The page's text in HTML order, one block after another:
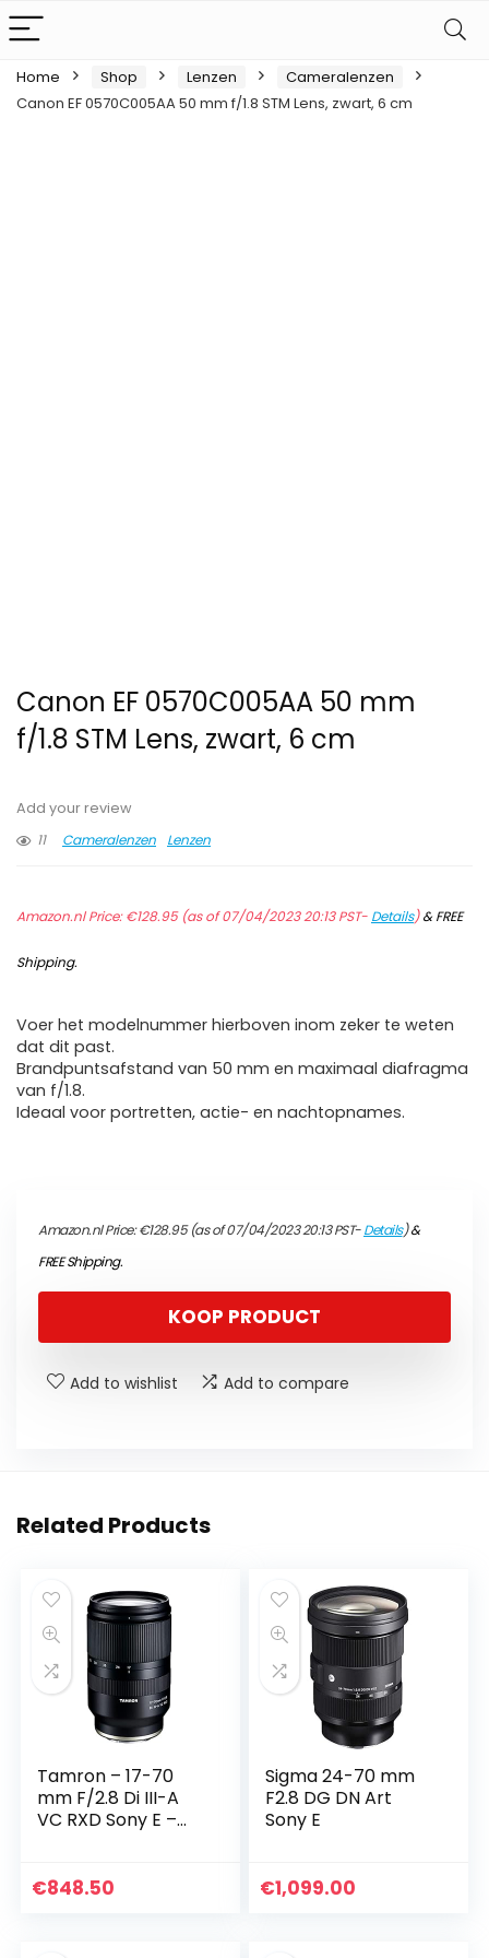
Home Shop Lenzen
Cameralenzen
Canon EF 0570C005AA 50 mm f/1.8 STM Lens, zwart, 6 cm
Canon EF 0570C005AA 50 mm
f/1.8 STM Lens, zwart, 6 cm
Add your review
11
Cameralenzen Lenzen
Amazon.nl Price:€128.95(as of 07/04/2023 20:13 PST- Details)&FREE
Shipping.
Voer het modelnummer hierboven inom zeker te weten
dat dit past.
Brandpuntsafstand van 50 mm en maximaal diafragma
van f/1.8.
Ideaal voor portretten, actie- en nachtopnames.
Amazon.nl Price:€128.95(as of 07/04/2023 20:13 PST-Details)&
FREE Shipping.
KOOP PRODUCT
Add to wishlist Add to compare
Related Products
Tamron – 17-70
mm F/2.8 Di III-A
VC RXD Sony E –
Mirrorless
€848.50
Sigma 24-70 mm
F2.8 DG DN Art
Sony E
€1,099.00